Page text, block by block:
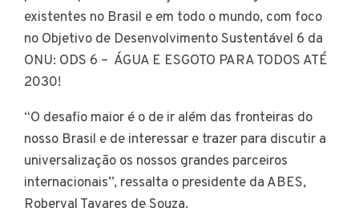
existentes no Brasil e em todo o mundo, com foco
no Objetivo de Desenvolvimento Sustentável 6 da
ONU: ODS 6 – ÁGUA E ESGOTO PARA TODOS ATÉ
2030!
“O desafio maior é o de ir além das fronteiras do
nosso Brasil e de interessar e trazer para discutir a
universalização os nossos grandes parceiros
internacionais”, ressalta o presidente da ABES,
Roberval Tavares de Souza.